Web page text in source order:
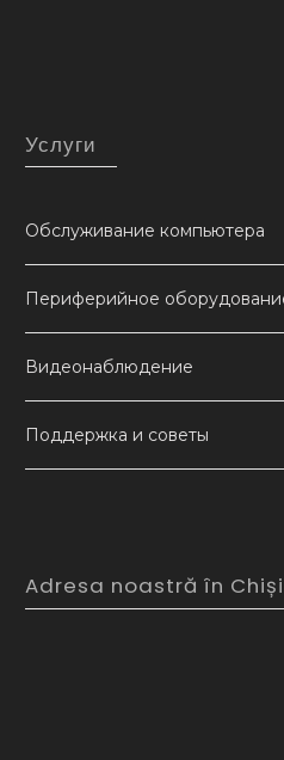
Услуги
Обслуживание компьютера
Периферийное
Видеонаблюдение
Поддержка и советы
Adresa noastră în